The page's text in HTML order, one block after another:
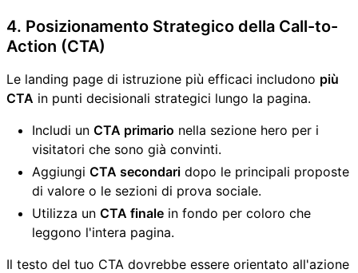
4. Posizionamento Strategico della Call-to-
Action (CTA)
Le landing page di istruzione più efficaci includono più
CTA in punti decisionali strategici lungo la pagina.
Includi un CTA primario nella sezione hero per i
visitatori che sono già convinti.
Aggiungi CTA secondari dopo le principali proposte
di valore o le sezioni di prova sociale.
Utilizza un CTA finale in fondo per coloro che
leggono l'intera pagina.
Il testo del tuo CTA dovrebbe essere orientato all'azione